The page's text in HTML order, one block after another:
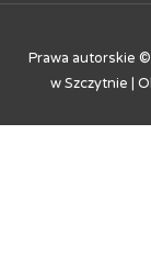
Prawa autorskie
w Szczytnie |